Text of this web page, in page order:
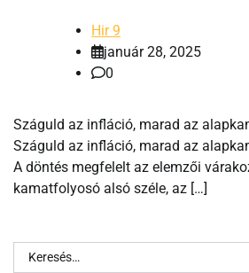
Hir 9
január 28, 2025
0
Száguld az infláció, marad az
Száguld az infláció, marad az
A döntés megfelelt az elemzői
kamatfolyosó alsó széle, az […]
Keresés: